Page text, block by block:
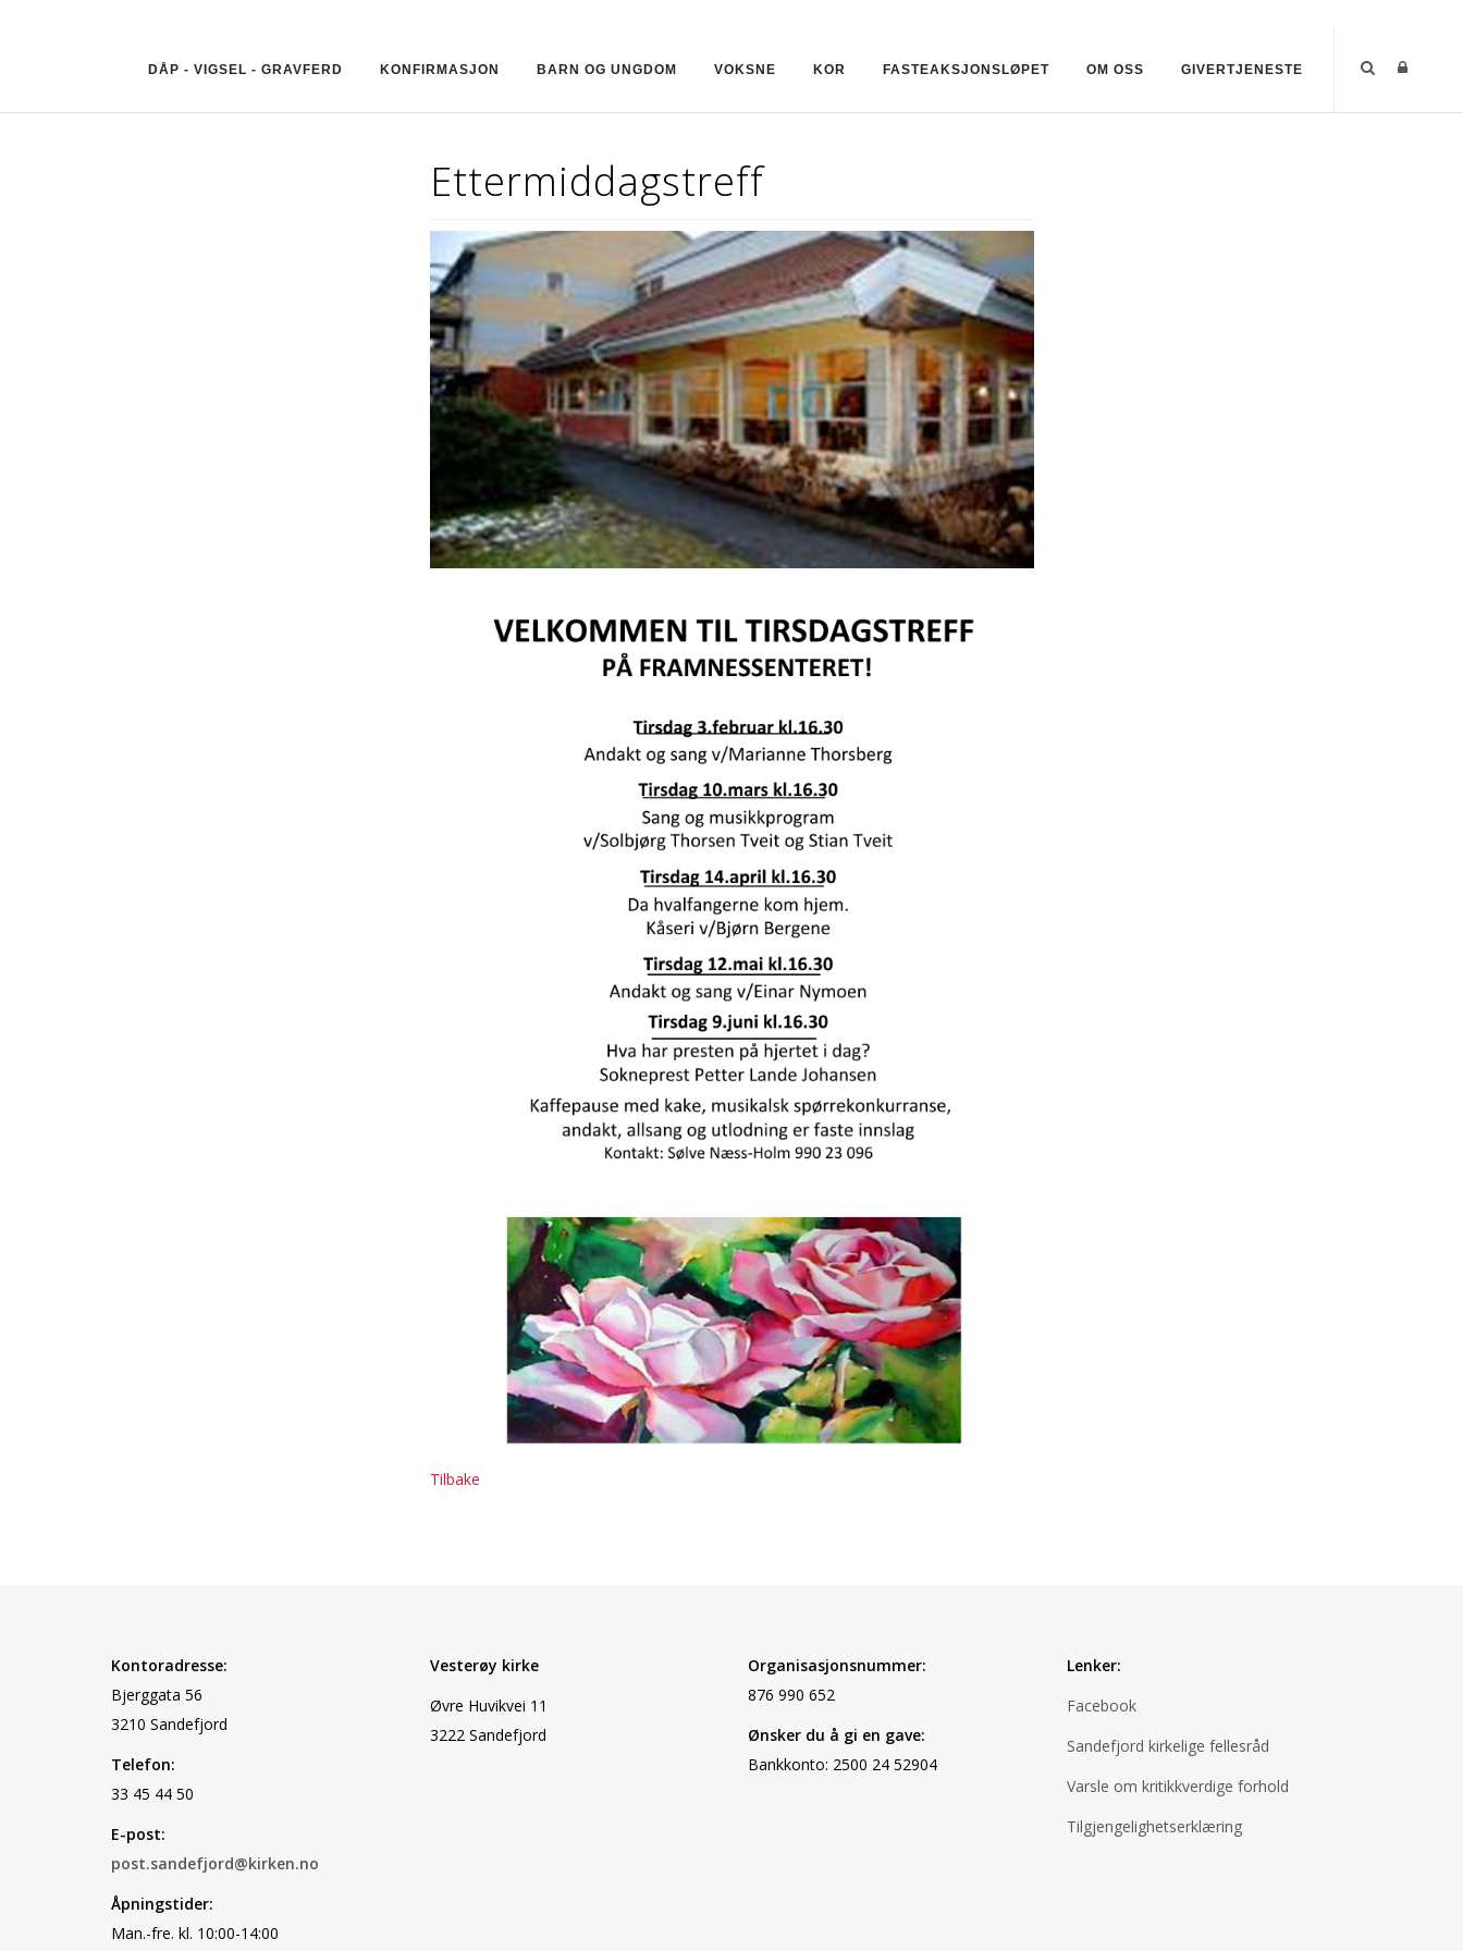
DÅP - VIGSEL - GRAVFERD KONFIRMASJON BARN OG UNGDOM VOKSNE KOR FASTEAKSJONSLØPET OM OSS GIVERTJENESTE
Ettermiddagstreff
Tilbake
Kontoradresse:
Bjerggata 56
3210 Sandefjord
Telefon:
33 45 44 50
E-post:
post.sandefjord@kirken.no
Åpningstider:
Man.-fre. kl. 10:00-14:00
Vesterøy kirke
Øvre Huvikvei 11
3222 Sandefjord
Organisasjonsnummer:
876 990 652
Ønsker du å gi en gave:
Bankkonto: 2500 24 52904
Lenker:
Facebook
Sandefjord kirkelige fellesråd
Varsle om kritikkverdige forhold
Tilgjengelighetserklæring